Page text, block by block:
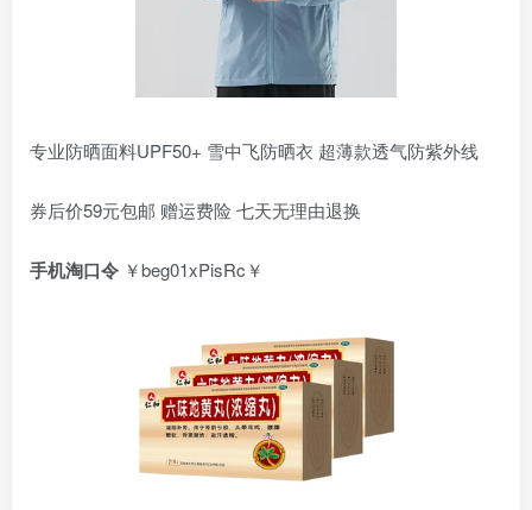
专业防晒面料UPF50+ 雪中飞防晒衣 超薄款透气防紫外线
券后价59元包邮 赠运费险 七天无理由退换
手机淘口令 ￥beg01xPisRc￥